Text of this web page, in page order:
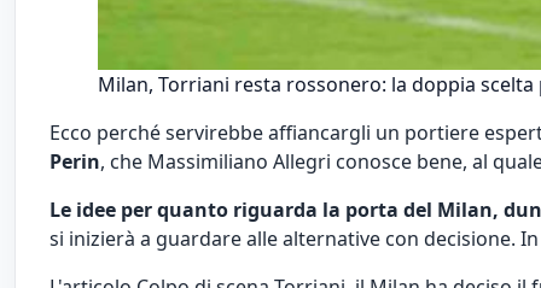
Milan, Torriani resta rossonero: la doppia
Ecco perché servirebbe affiancargli un portiere
Perin, che Massimiliano Allegri conosce bene, al
Le idee per quanto riguarda la porta del Milan,
si inizierà a guardare alle alternative con decisione.